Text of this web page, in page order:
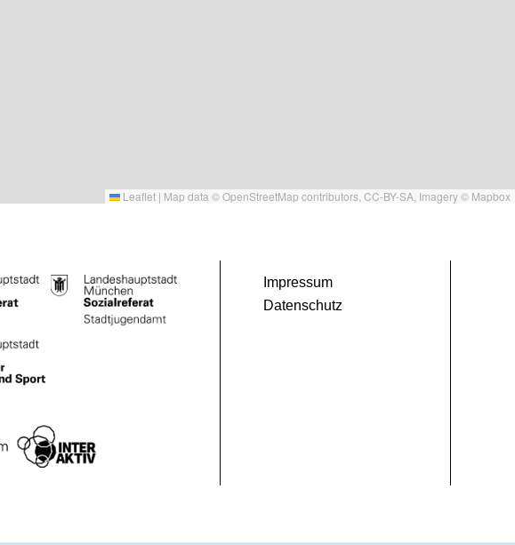
Leaflet | Map data ©OpenStreetMap contributors, CC-BY-SA , Imagery © Mapbox
Impressum
Datenschutz